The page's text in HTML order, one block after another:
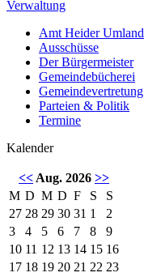
Verwaltung
Amt Heider Umland
Ausschüsse
Der Bürgermeister
Gemeindebücherei
Gemeindevertretung
Parteien & Politik
Termine
Kalender
<< Aug. 2026 >>
M D M D F S
S
27 28 29 30 31 1
2
3
4 5 6 7 8
9
10 11 12 13 14 15 16
17 18 19 20 21 22 23